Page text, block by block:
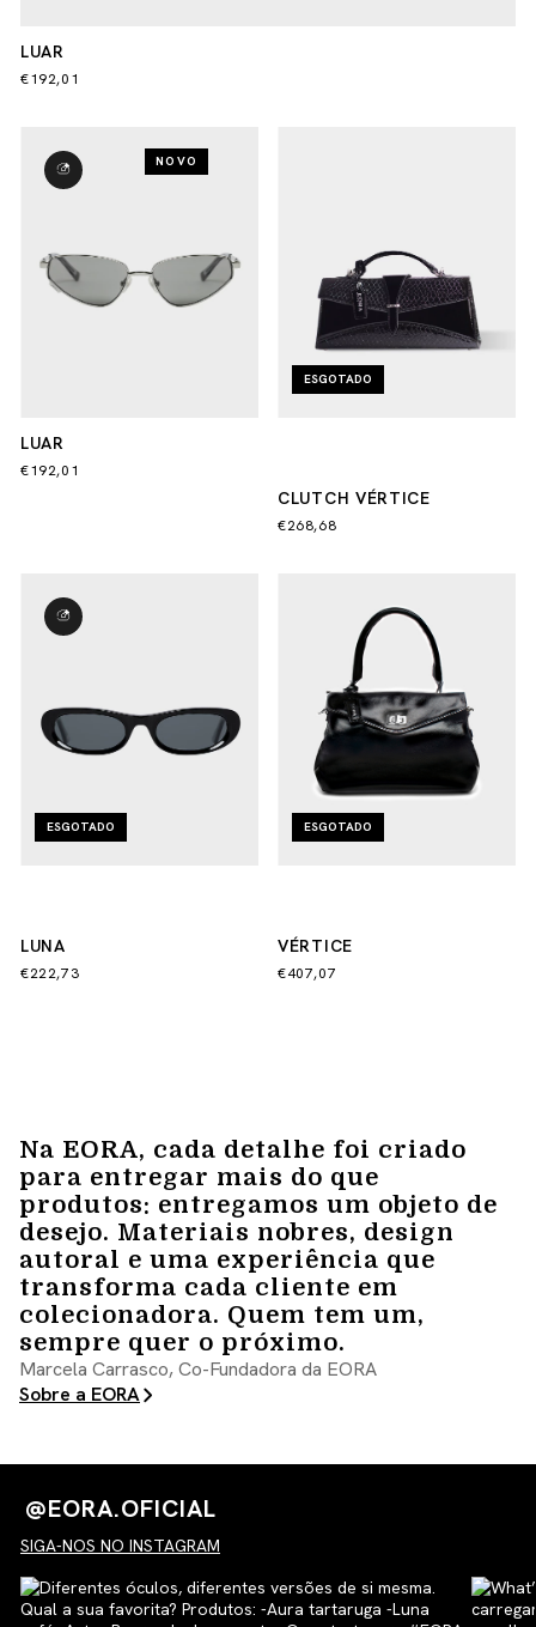
LUAR
€192,01
NOVO
LUAR
€192,01
ESGOTADO
CLUTCH VÉRTICE
€268,68
ESGOTADO
LUNA
€222,73
ESGOTADO
VÉRTICE
€407,07
Na EORA, cada detalhe foi criado
para entregar mais do que
produtos: entregamos um objeto de
desejo. Materiais nobres, design
autoral e uma experiência que
transforma cada cliente em
colecionadora. Quem tem um,
sempre quer o próximo.
Marcela Carrasco, Co-Fundadora da EORA
Sobre a EORA
@EORA.OFICIAL
SIGA-NOS NO INSTAGRAM